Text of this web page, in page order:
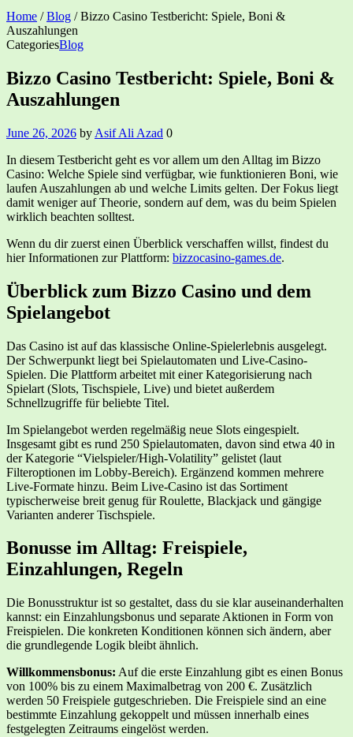
Home /Blog /Bizzo Casino Testbericht: Spiele, Boni &
Auszahlungen
CategoriesBlog
Bizzo Casino Testbericht: Spiele, Boni &
Auszahlungen
June 26, 2026 by Asif Ali Azad 0
In diesem Testbericht geht es vor allem um den Alltag im Bizzo
Casino: Welche Spiele sind verfügbar, wie funktionieren Boni, wie
laufen Auszahlungen ab und welche Limits gelten. Der Fokus liegt
damit weniger auf Theorie, sondern auf dem, was du beim Spielen
wirklich beachten solltest.
Wenn du dir zuerst einen Überblick verschaffen willst, findest du
hier Informationen zur Plattform: bizzocasino-games.de.
Überblick zum Bizzo Casino und dem
Spielangebot
Das Casino ist auf das klassische Online-Spielerlebnis ausgelegt.
Der Schwerpunkt liegt bei Spielautomaten und Live-Casino-
Spielen. Die Plattform arbeitet mit einer Kategorisierung nach
Spielart (Slots, Tischspiele, Live) und bietet außerdem
Schnellzugriffe für beliebte Titel.
Im Spielangebot werden regelmäßig neue Slots eingespielt.
Insgesamt gibt es rund 250 Spielautomaten, davon sind etwa 40 in
der Kategorie “Vielspieler/High-Volatility” gelistet (laut
Filteroptionen im Lobby-Bereich). Ergänzend kommen mehrere
Live-Formate hinzu. Beim Live-Casino ist das Sortiment
typischerweise breit genug für Roulette, Blackjack und gängige
Varianten anderer Tischspiele.
Bonusse im Alltag: Freispiele,
Einzahlungen, Regeln
Die Bonusstruktur ist so gestaltet, dass du sie klar auseinanderhalten
kannst: ein Einzahlungsbonus und separate Aktionen in Form von
Freispielen. Die konkreten Konditionen können sich ändern, aber
die grundlegende Logik bleibt ähnlich.
Willkommensbonus: Auf die erste Einzahlung gibt es einen Bonus
von 100% bis zu einem Maximalbetrag von 200 €. Zusätzlich
werden 50 Freispiele gutgeschrieben. Die Freispiele sind an eine
bestimmte Einzahlung gekoppelt und müssen innerhalb eines
festgelegten Zeitraums eingelöst werden.